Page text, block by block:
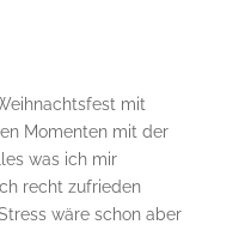
mit
Momenten mit der
was ich mir
recht zufrieden
wäre schon aber